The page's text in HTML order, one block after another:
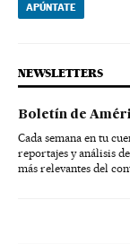
APÚNTATE
NEWSLETTERS
Boletín de
Cada semana en tu
reportajes y análisis
más relevantes del